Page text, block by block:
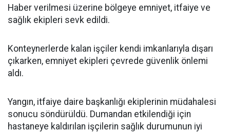
Haber verilmesi üzerine bölgeye emniyet, itfaiye ve
sağlık ekipleri sevk edildi.
Konteynerlerde kalan işçiler kendi imkanlarıyla dışarı
çıkarken, emniyet ekipleri çevrede güvenlik önlemi
aldı.
Yangın, itfaiye daire başkanlığı ekiplerinin müdahalesi
sonucu söndürüldü. Dumandan etkilendiği için
hastaneye kaldırılan işçilerin sağlık durumunun iyi